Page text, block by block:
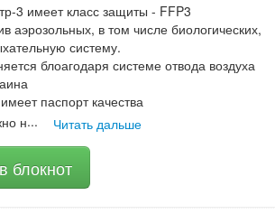
3 имеет класс защиты - FFP3
аэрозольных, в том числе биологических,
систему.
блоагодаря системе отвода воздуха
паспорт качества
н... Читать дальше
блокнот